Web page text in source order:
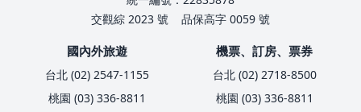
交觀綜 2023 號
品保高字 0059 號
國內外旅遊
台北 (02) 2547-1155
桃園 (03) 336-8811
機票、訂房、票券
台北 (02) 2718-8500
桃園 (03) 336-8811